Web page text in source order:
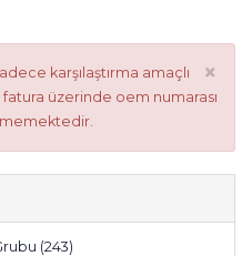
×
karşılaştırma amaçlı
fatura üzerinde oem numarası
(243)